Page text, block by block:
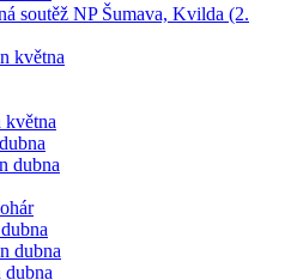
soutěž NP Šumava, Kvilda (2.
května
května
dubna
dubna